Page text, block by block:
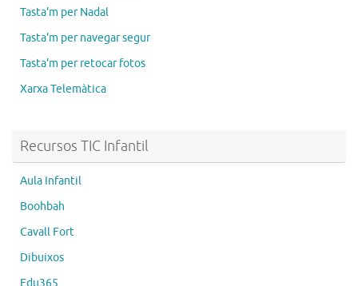
Tasta'm per Nadal
Tasta'm per navegar segur
Tasta'm per retocar fotos
Xarxa Telemàtica
Recursos TIC Infantil
Aula Infantil
Boohbah
Cavall Fort
Dibuixos